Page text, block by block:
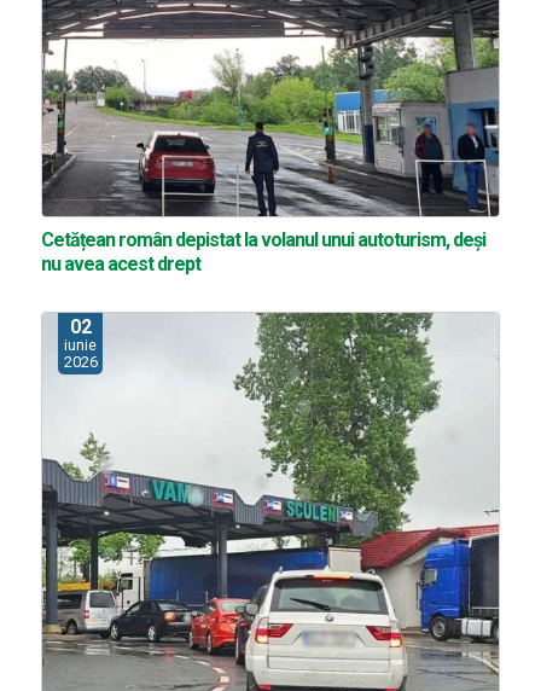
Cetățean român depistat la volanul unui autoturism, deşi
nu avea acest drept
02
iunie
2026